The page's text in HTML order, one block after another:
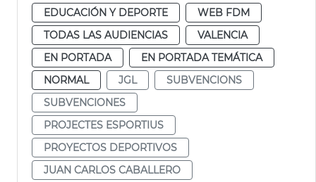
EDUCACIÓN Y DEPORTE
WEB FDM
TODAS LAS AUDIENCIAS
VALENCIA
EN PORTADA
EN PORTADA TEMÁTICA
NORMAL
JGL
SUBVENCIONS
SUBVENCIONES
PROJECTES ESPORTIUS
PROYECTOS DEPORTIVOS
JUAN CARLOS CABALLERO